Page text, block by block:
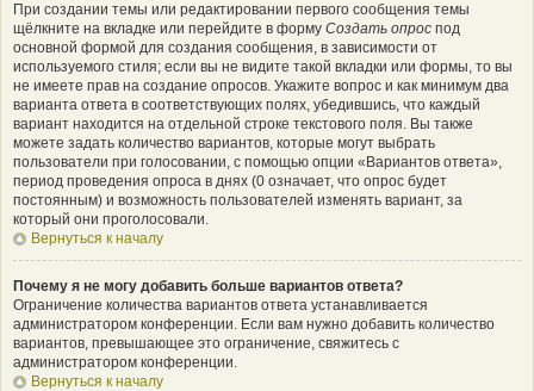
При создании темы или редактировании первого сообщения темы
щёлкните на вкладке или перейдите в форму Создать опрос под
основной формой для создания сообщения, в зависимости от
используемого стиля; если вы не видите такой вкладки или формы, то вы
не имеете прав на создание опросов. Укажите вопрос и как минимум два
варианта ответа в соответствующих полях, убедившись, что каждый
вариант находится на отдельной строке текстового поля. Вы также
можете задать количество вариантов, которые могут выбрать
пользователи при голосовании, с помощью опции «Вариантов ответа»,
период проведения опроса в днях (0 означает, что опрос будет
постоянным) и возможность пользователей изменять вариант, за
который они проголосовали.
Вернуться к началу
Почему я не могу добавить больше вариантов ответа?
Ограничение количества вариантов ответа устанавливается
администратором конференции. Если вам нужно добавить количество
вариантов, превышающее это ограничение, свяжитесь с
администратором конференции.
Вернуться к началу